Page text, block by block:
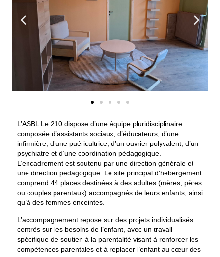
L’ASBL Le 210 dispose d’une équipe pluridisciplinaire
composée d’assistants sociaux, d’éducateurs, d’une
infirmière, d’une puéricultrice, d’un ouvrier polyvalent, d’un
psychiatre et d’une coordination pédagogique.
L’encadrement est soutenu par une direction générale et
une direction pédagogique. Le site principal d’hébergement
comprend 44 places destinées à des adultes (mères, pères
ou couples parentaux) accompagnés de leurs enfants, ainsi
qu’à des femmes enceintes.
L’accompagnement repose sur des projets individualisés
centrés sur les besoins de l’enfant, avec un travail
spécifique de soutien à la parentalité visant à renforcer les
compétences parentales et à replacer l’enfant au cœur des